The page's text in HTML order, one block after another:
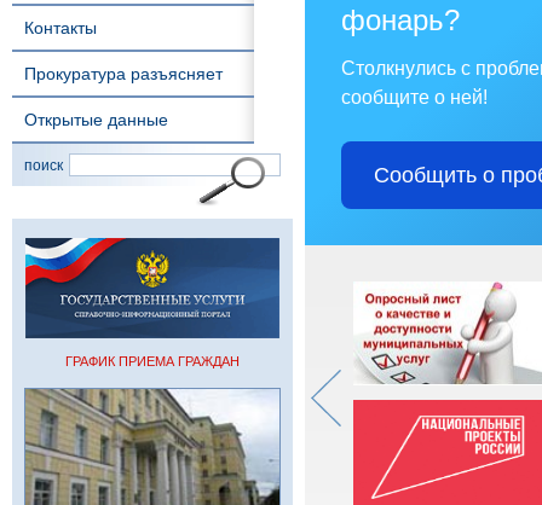
Контакты
Прокуратура разъясняет
Открытые данные
поиск
ГРАФИК ПРИЕМА ГРАЖДАН
фонарь?
Столкнулись с
сообщите о ней!
Сообщить о